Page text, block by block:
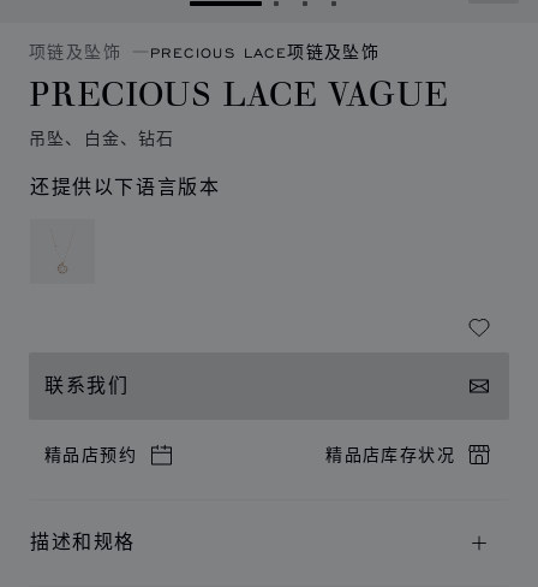
转到幻灯片 1转到幻灯片 2
转到幻灯片 3
转到幻灯片 4
项链及坠饰 PRECIOUS LACE项链及坠饰
PRECIOUS LACE VAGUE
吊坠、白金、钻石
还提供以下语言版本
联系我们
精品店预约 精品店库存状况
描述和规格